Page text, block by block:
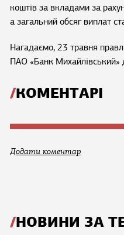
коштів за вкладами за
а загальний обсяг виплат
Нагадаємо, 23 травня
ПАО «Банк Михайлівський»
КОМЕНТАРІ
Додати коментар
НОВИНИ ЗА